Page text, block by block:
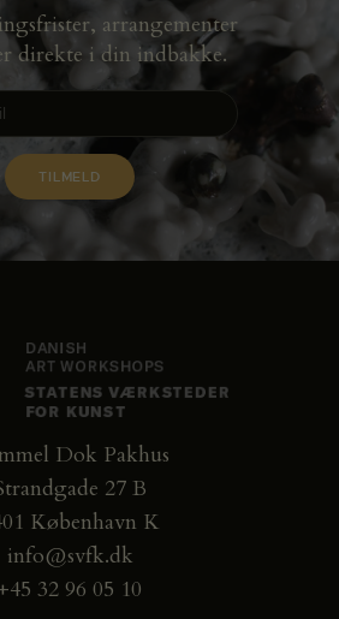
arrangementer
direkte i din indbakke.
Dok Pakhus
27 B
København K
info@svfk.dk
+45 32 96 05 10